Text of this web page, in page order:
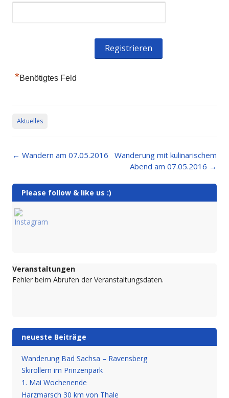
*Benötigtes Feld
Aktuelles
Post
← Wandern am 07.05.2016
Wanderung mit kulinarischem
Abend am 07.05.2016 →
Please follow & like us :)
Veranstaltungen
Fehler beim Abrufen der Veranstaltungsdaten.
neueste Beiträge
Wanderung Bad Sachsa – Ravensberg
Skirollern im Prinzenpark
1. Mai Wochenende
Harzmarsch 30 km von Thale